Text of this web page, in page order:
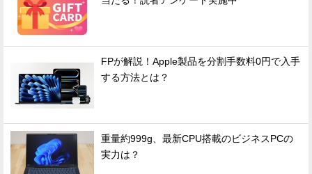
FPが解説！Apple製品を分割手数料0円で入手
する方法とは？
重量約999g、最新CPU搭載のビジネスPCの
実力は？